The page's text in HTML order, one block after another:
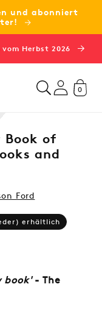
und abonniert
vom Herbst 2026
0
Book of
and
Ford
erhältlich
book'- The